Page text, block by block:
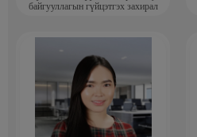
байгууллагын гүйцэтгэх захирал